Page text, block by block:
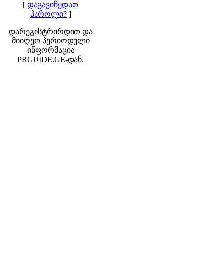
[ დაგავიწყდათ
პაროლი? ]
დარეგისტრირდით და
მიიღეთ პერიოდული
ინფორმაცია
PRGUIDE.GE-დან.